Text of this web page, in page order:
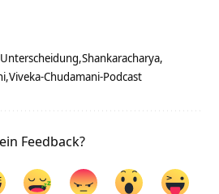
Shankaracharya
Viveka-Chudamani-Podcast
Feedback?